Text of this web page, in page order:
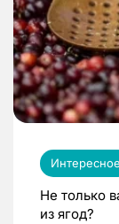
Интересное
Не только
из ягод?